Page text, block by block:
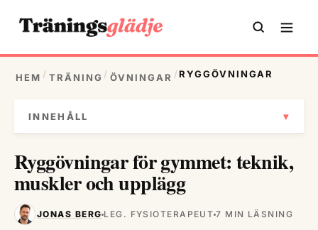
HEM / TRÄNING / ÖVNINGAR /RYGGÖVNINGAR
Ryggövningar för gymmet: teknik,
muskler och upplägg
JONAS BERG LEG. FYSIOTERAPEUT 7 MIN LÄSNING
INNEHÅLL ▾